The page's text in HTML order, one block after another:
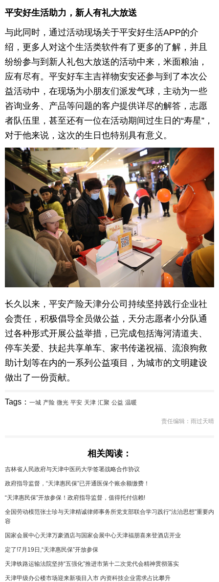
平安好生活助力，新人有礼大放送
与此同时，通过活动现场关于平安好生活APP的介
绍，更多人对这个生活类软件有了更多的了解，并且
纷纷参与到新人礼包大放送的活动中来，米面粮油，
应有尽有。平安好车主吉祥物安安还参与到了本次公
益活动中，在现场为小朋友们派发气球，主动为一些
咨询业务、产品等问题的客户提供详尽的解答，志愿
者队伍里，甚至还有一位在活动期间过生日的“寿星”，
对于他来说，这次的生日也特别具有意义。
长久以来，平安产险天津分公司持续坚持践行企业社
会责任，积极倡导全员做公益，天分志愿者小分队通
过各种形式开展公益举措，已完成包括海河清道夫、
停车关爱、扶起共享单车、家书传递祝福、流浪狗救
助计划等在内的一系列公益项目，为城市的文明建设
做出了一份贡献。
Tags： 一城 产险 微光 平安 天津 汇聚 公益 温暖
责任编辑：雨过天晴
相关阅读：
吉林省人民政府与天津中医药大学签署战略合作协议
政府指导监督，“天津惠民保”已开通医保个账余额缴费！
“天津惠民保”开放参保！政府指导监督，值得托付信赖!
全国劳动模范张士珍与天津精诚律师事务所党支部联合学习践行“法治思想”重要内
容
国家会展中心天津万豪酒店与国家会展中心天津福朋喜来登酒店开业
定了!7月19日,“天津惠民保”开放参保
天津铁路运输法院坚持“五强化”推进市第十二次党代会精神贯彻落实
天津甲级办公楼市场迎来新项目入市 内资科技企业需求占比攀升